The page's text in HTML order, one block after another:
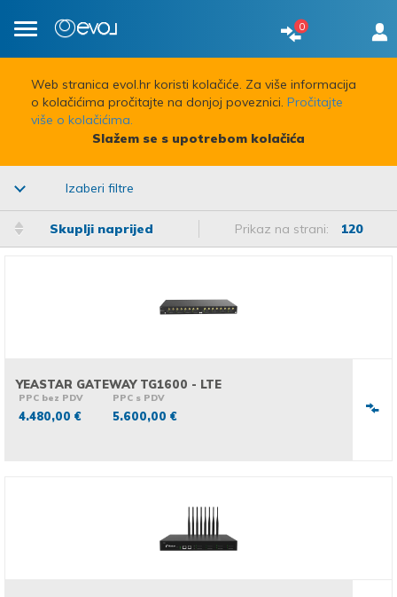
0
Toggle
Web stranica evol.hr koristi kolačiće. Za više informacija
o kolačićima pročitajte na donjoj poveznici. Pročitajte
više o kolačićima.
Slažem se s upotrebom kolačića
Izaberi filtre
Skuplji naprijed Prikaz na strani: 120
YEASTAR GATEWAY TG1600 - LTE
PPC bez PDV
4.480,00 €
PPC s PDV
5.600,00 €